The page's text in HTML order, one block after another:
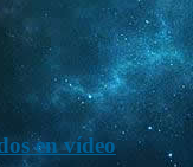
en vídeo